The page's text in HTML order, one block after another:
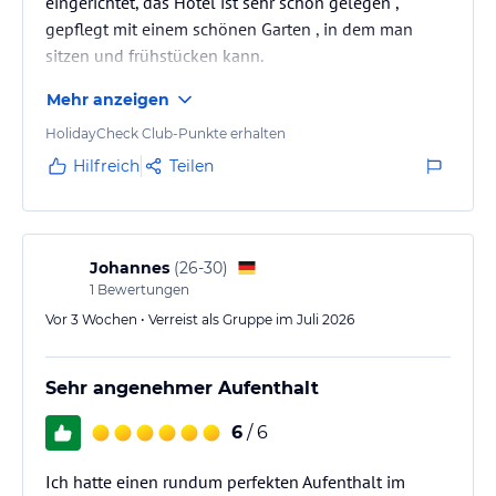
sonnige Außenterrasse der ideale Ort, um die Ruhe des Gartens
bei einer kleinen Leckerei zu genießen.
Natur pur & Echte Regeneration
Vergessen Sie das Laufband – der Marienbader Stadtwald beginnt
direkt hinter unserem Haus. Genießen Sie Ihr Training auf
idyllischen Lauf- und Wanderwegen an der frischen, heilenden
spezialisierter Wellnessbereich:
Vielfältige Massagen: Individuell abgestimmt auf Ihre Bedürfnisse.
Traditionelle Anwendungen: Wohltuende Moorpackungen und
wärmende Paraffinbäder.
Sauna: Ruhe und Entspannung in privater Atmosphäre.
Tanken Sie bei uns „Neue Energie“ durch die perfekte Kombination
gepflegt mit einem schönen Garten , in dem man
sitzen und frühstücken kann.
Mehr anzeigen
HolidayCheck Club-Punkte erhalten
Hilfreich Teilen
Johannes (26-30)
1 Bewertungen
Vor 3 Wochen • Verreist als Gruppe im Juli 2026
Sehr angenehmer Aufenthalt
6 / 6
Ich hatte einen rundum perfekten Aufenthalt im